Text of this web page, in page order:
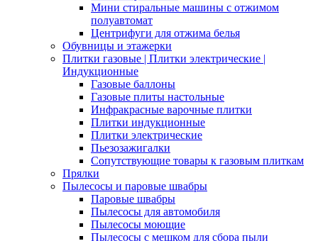
Мини стиральные машины с отжимом
полуавтомат
Центрифуги для отжима белья
Обувницы и этажерки
Плитки газовые | Плитки электрические |
Индукционные
Газовые баллоны
Газовые плиты настольные
Инфракрасные варочные плитки
Плитки индукционные
Плитки электрические
Пьезозажигалки
Сопутствующие товары к газовым плиткам
Прялки
Пылесосы и паровые швабры
Паровые швабры
Пылесосы для автомобиля
Пылесосы моющие
Пылесосы с мешком для сбора пыли